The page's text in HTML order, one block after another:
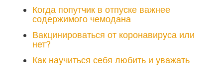
Когда попутчик в отпуске важнее
содержимого чемодана
Вакцинироваться от коронавируса или
нет?
Как научиться себя любить и уважать